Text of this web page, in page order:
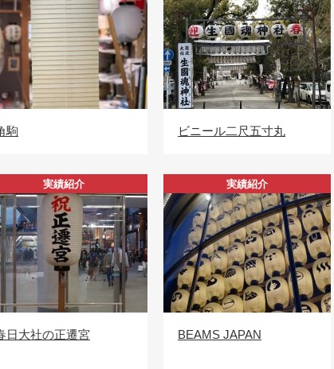
駒 ビニール二尺五寸丸
実績紹介
日大社の正遷宮
実績紹介
BEAMS JAPAN